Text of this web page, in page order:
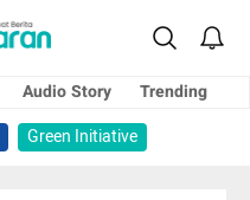
Audio Story
Trending
Green Initiative